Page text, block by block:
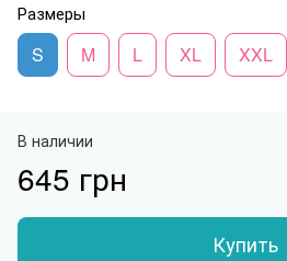
Размеры
S M L XL XXL
В наличии
645 грн
Купить